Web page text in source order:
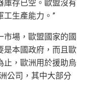
庫存已空。歐盟沒有
工生產能力。”
市場，歐盟國家的國
是本國政府，而且歐
止，歐洲用於援助烏
公司，其中大部分